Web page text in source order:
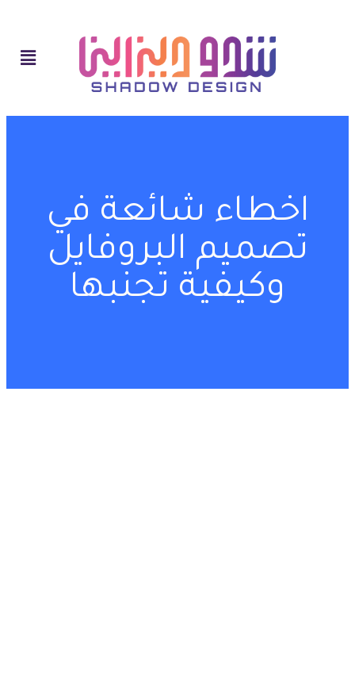
اخطاء شائعة في
تصميم البروفايل
وكيفية تجنبها